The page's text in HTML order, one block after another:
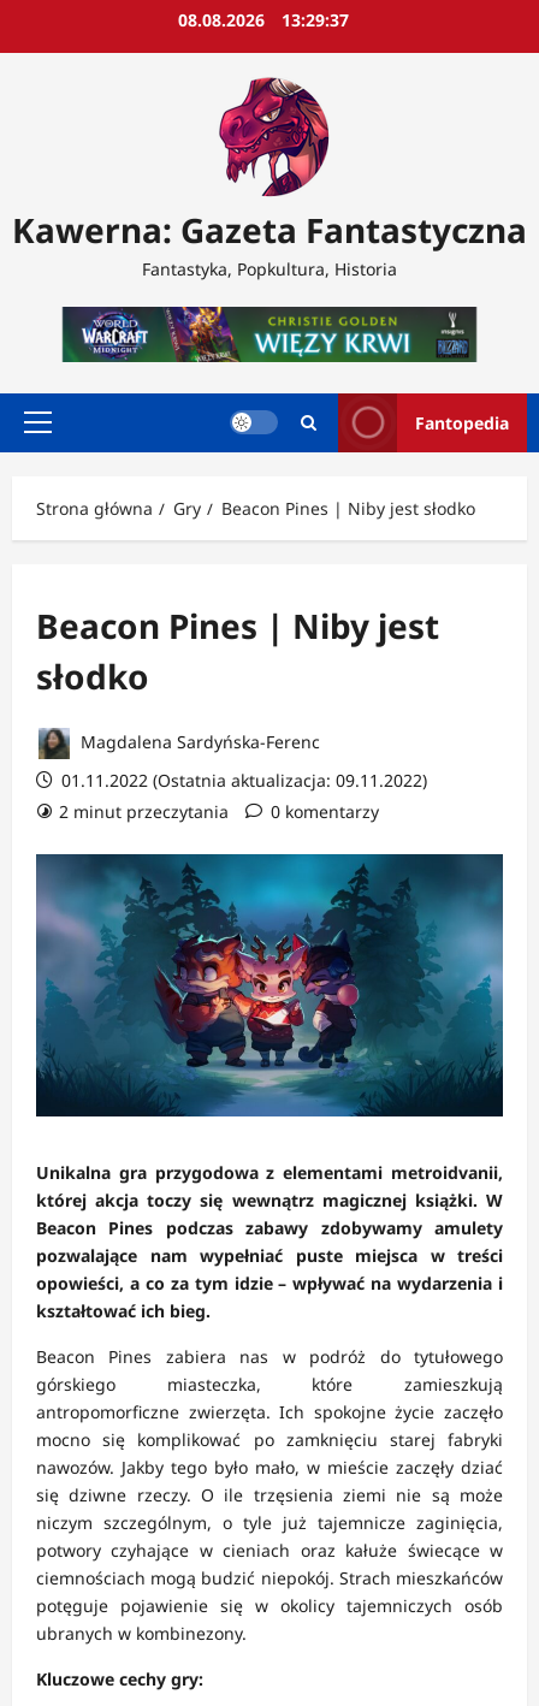
08.08.2026 13:29:40
Kawerna: Gazeta Fantastyczna
Fantastyka, Popkultura, Historia
Menu
Fantopedia
Strona główna Gry Beacon Pines | Niby jest słodko
Beacon Pines | Niby jest
słodko
Magdalena Sardyńska-Ferenc
01.11.2022 (Ostatnia aktualizacja: 09.11.2022)
2 minut przeczytania
0 komentarzy
Unikalna gra przygodowa z elementami metroidvanii,
której akcja toczy się wewnątrz magicznej książki. W
Beacon Pines podczas zabawy zdobywamy amulety
pozwalające nam wypełniać puste miejsca w treści
opowieści, a co za tym idzie – wpływać na wydarzenia i
kształtować ich bieg.
Beacon Pines zabiera nas w podróż do tytułowego
górskiego miasteczka, które zamieszkują
antropomorficzne zwierzęta. Ich spokojne życie zaczęło
mocno się komplikować po zamknięciu starej fabryki
nawozów. Jakby tego było mało, w mieście zaczęły dziać
się dziwne rzeczy. O ile trzęsienia ziemi nie są może
niczym szczególnym, o tyle już tajemnicze zaginięcia,
potwory czyhające w cieniach oraz kałuże świecące w
ciemnościach mogą budzić niepokój. Strach mieszkańców
potęguje pojawienie się w okolicy tajemniczych osób
ubranych w kombinezony.
Kluczowe cechy gry: